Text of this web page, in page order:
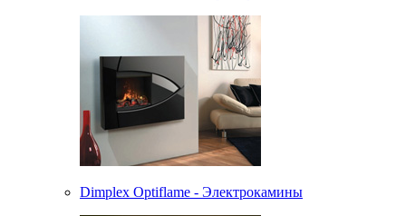
Dimplex Optiflame - Электрокамины